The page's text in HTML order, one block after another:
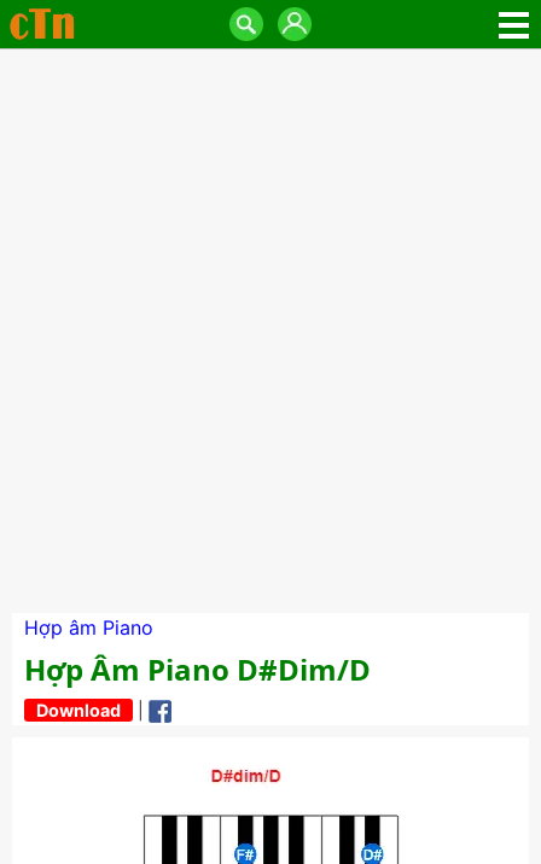
Hợp âm Piano
Hợp Âm Piano D#dim/D
Download